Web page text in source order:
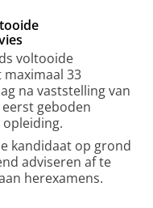
voltooide
33
na vaststelling van
geboden
kandidaat op grond
adviseren af te
herexamens.